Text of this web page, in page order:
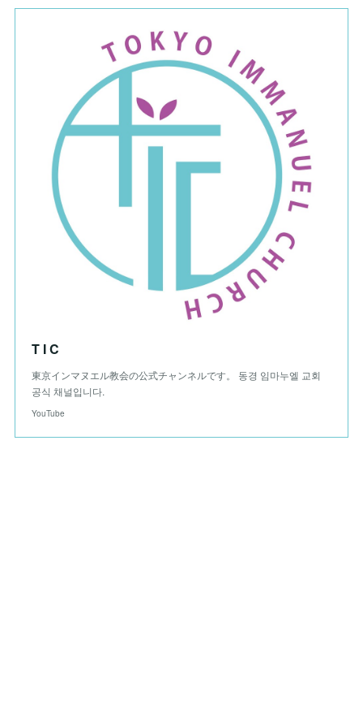
T I C
東京インマヌエル教会の公式チャンネルです。 동경 임마누엘 교회
공식 채널입니다.
YouTube